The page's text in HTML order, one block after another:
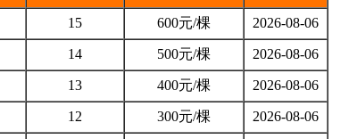
15 600元/棵 2026-08-06
14 500元/棵 2026-08-06
13 400元/棵 2026-08-06
12 300元/棵 2026-08-06